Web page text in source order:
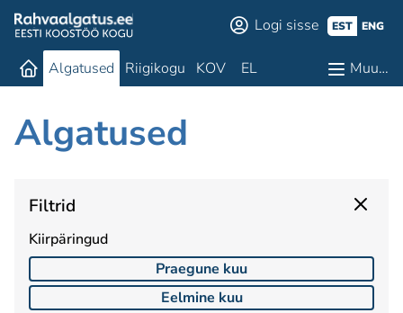
Logi sisse EST ENG
Algatused Riigikogu KOV EL Muu…
Algatused
Filtrid
Kiirpäringud
Praegune kuu
Eelmine kuu